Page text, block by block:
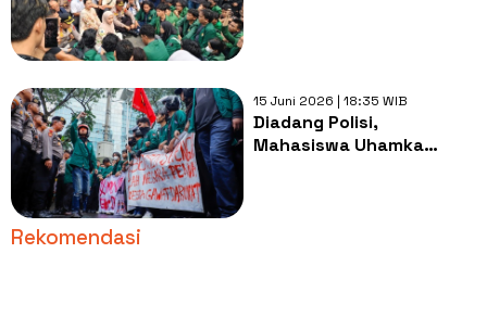
15 Juni 2026 | 18:35 WIB
Diadang Polisi,
Mahasiswa Uhamka
Rekomendasi